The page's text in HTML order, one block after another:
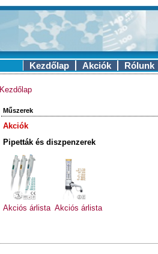
Kezdőlap Akciók Rólunk
Kezdőlap
Műszerek
Akciók
Pipetták és diszpenzerek
Akciós árlista Akciós árlista